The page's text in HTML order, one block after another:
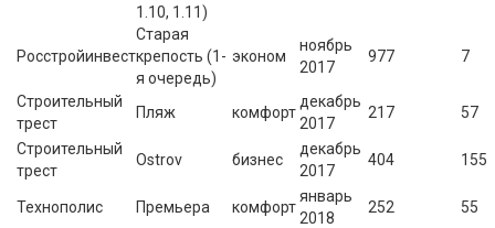
1.10, 1.11)
Росстройинвест
Старая
крепость (1-
я очередь)
эконом
ноябрь
2017
977 7
Строительный
трест
Пляж комфорт
декабрь
2017
217 57
Строительный
трест
Ostrov бизнес
декабрь
2017
404 155
Технополис Премьера комфорт
январь
2018
252 55